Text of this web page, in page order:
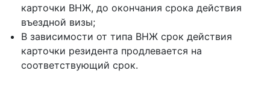
карточки ВНЖ, до окончания срока действия
въездной визы;
В зависимости от типа ВНЖ срок действия
карточки резидента продлевается на
соответствующий срок.